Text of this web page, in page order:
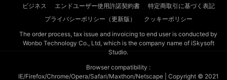
ビジネス エンドユーザー使用許諾契約書
特定商取引に基づく表記
プライバシーポリシー（更新版）
クッキーポリシー
The order process, tax issue and invoicing to end user is conducted by
Wonbo Technology Co., Ltd, which is the company name of iSkysoft
Studio.
Browser compatibility :
IE/Firefox/Chrome/Opera/Safari/Maxthon/Netscape | Copyright © 2021